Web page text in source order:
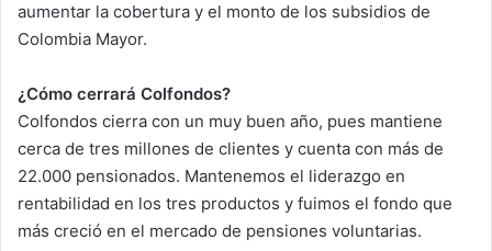
aumentar la cobertura y el monto de los subsidios de
Colombia Mayor.
¿Cómo cerrará Colfondos?
Colfondos cierra con un muy buen año, pues mantiene
cerca de tres millones de clientes y cuenta con más de
22.000 pensionados. Mantenemos el liderazgo en
rentabilidad en los tres productos y fuimos el fondo que
más creció en el mercado de pensiones voluntarias.